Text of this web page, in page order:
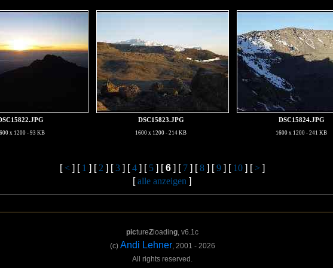
x 1200 - 93 KB
DSC15823.JPG
1600 x 1200 - 214 KB
DSC15824.JPG
1600 x 1200 - 241 KB
[ <] [ 1 ] [ 2 ] [3] [4] [ 5] [6] [ 7] [8] [9] [ 10] [ > ]
[alle anzeigen ]
pictureZ loading, v6.1c
(c) Andi Lehner, 2001 - 2026
All rights reserved.